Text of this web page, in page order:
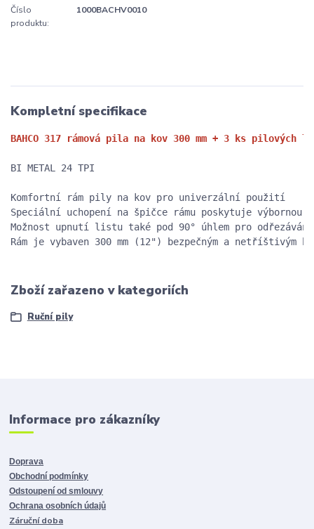
Číslo
produktu:
1000BACHV0010
Kompletní specifikace
BAHCO 317 rámová pila na kov 300 mm + 3 ks pilových
BI METAL 24 TPI
Komfortní rám pily na kov pro univerzální použití
Speciální uchopení na špičce rámu poskytuje
Možnost upnutí listu také pod 90° úhlem pro
Rám je vybaven 300 mm (12") bezpečným a netříštivým
Zboží zařazeno v kategoriích
Ruční pily
Informace pro zákazníky
Doprava
Obchodní podmínky
Odstoupení od smlouvy
Ochrana osobních údajů
Záruční doba